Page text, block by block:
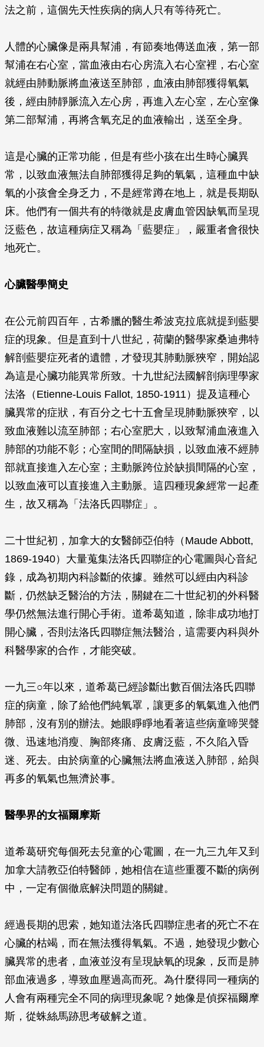
法之前，這個先天性疾病的病人只有等待死亡。
人體的心臟像是兩具幫浦，有節奏地傳送血液，第一部
幫浦在右心室，當血液由右心房流入右心室裡，右心室
就經由肺動脈將血液送至肺部，血液由肺部獲得氧氣
後，經由肺靜脈流入左心房，再進入左心室，左心室像
第二部幫浦，再將含氧充足的血液輸出，送至全身。
這是心臟的正常功能，但是有些小孩在出生時心臟異
常，以致血液無法自肺部獲得足夠的氧氣，這種血中缺
氧的小孩會全身乏力，不是經常蹲在地上，就是長期臥
床。他們有一個共有的特徵就是皮膚血管因缺氧而呈現
泛藍色，故這種病症又稱為「藍嬰症」，嚴重者會很快
地死亡。
心臟醫學簡史
在公元前四百年，古希臘的醫生希波克拉底就提到藍嬰
症的現象。但是直到十八世紀，荷蘭的醫學家桑迪弗特
解剖藍嬰症死者的遺體，才發現其肺動脈狹窄，開始認
為這是心臟功能異常所致。十九世紀法國解剖病理學家
法洛（Etienne-Louis Fallot, 1850-1911）提及這種心
臟異常的症狀，有百分之七十五會呈現肺動脈狹窄，以
致血液難以流至肺部；右心室肥大，以致幫浦血液進入
肺部的功能不彰；心室間的間隔缺損，以致血液不經肺
部就直接進入左心室；主動脈跨位於缺損間隔的心室，
以致血液可以直接進入主動脈。這四種現象經常一起產
生，故又稱為「法洛氏四聯症」。
二十世紀初，加拿大的女醫師亞伯特（Maude Abbott,
1869-1940）大量蒐集法洛氏四聯症的心電圖與心音紀
錄，成為初期內科診斷的依據。雖然可以經由內科診
斷，仍然缺乏醫治的方法，關鍵在二十世紀初的外科醫
學仍然無法進行開心手術。道希葛知道，除非成功地打
開心臟，否則法洛氏四聯症無法醫治，這需要內科與外
科醫學家的合作，才能突破。
一九三○年以來，道希葛已經診斷出數百個法洛氏四聯
症的病童，除了給他們純氧罩，讓更多的氧氣進入他們
肺部，沒有別的辦法。她眼睜睜地看著這些病童啼哭聲
微、迅速地消瘦、胸部疼痛、皮膚泛藍，不久陷入昏
迷、死去。由於病童的心臟無法將血液送入肺部，給與
再多的氧氣也無濟於事。
醫學界的女福爾摩斯
道希葛研究每個死去兒童的心電圖，在一九三九年又到
加拿大請教亞伯特醫師，她相信在這些重覆不斷的病例
中，一定有個徹底解決問題的關鍵。
經過長期的思索，她知道法洛氏四聯症患者的死亡不在
心臟的枯竭，而在無法獲得氧氣。不過，她發現少數心
臟異常的患者，血液並沒有呈現缺氧的現象，反而是肺
部血液過多，導致血壓過高而死。為什麼得同一種病的
人會有兩種完全不同的病理現象呢？她像是偵探福爾摩
斯，從蛛絲馬跡思考破解之道。